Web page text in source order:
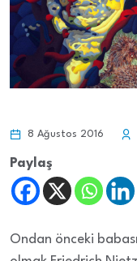
8 Ağustos 2016
Paylaş
Ondan önceki